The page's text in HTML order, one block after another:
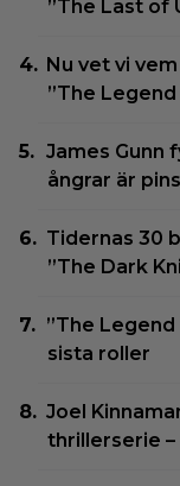
”The Last of
Nu vet vi
”The
James Gunn
ångrar är
Tidernas 30
”The Dark
”The Legend
sista roller
Joel
thrillerserie –